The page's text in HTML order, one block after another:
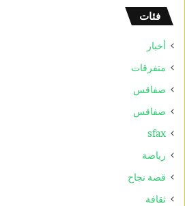
فئات
أخبار
متفرقات
صفاقس
صفاقس
sfax
رياضة
قصة نجاح
ثقافة